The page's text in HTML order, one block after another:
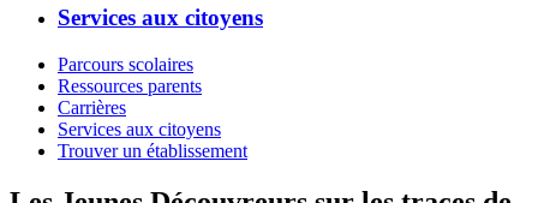
Services aux citoyens
Parcours scolaires
Ressources parents
Carrières
Services aux citoyens
Trouver un établissement